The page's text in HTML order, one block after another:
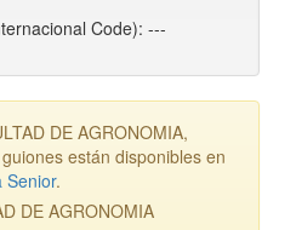
Code): ---
DE AGRONOMIA,
están disponibles en
Senior.
DE AGRONOMIA